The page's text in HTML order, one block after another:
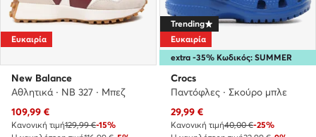
Ευκαιρία
New Balance
Αθλητικά · NB 327 · Μπεζ
Τρέχουσα τιμή
109,99 €
Κανονική τιμή129,99 €-15%
extra -35% Κωδικός: SUMMER
Trending
Ευκαιρία
Crocs
Παντόφλες · Σκούρο μπλε
Τρέχουσα τιμή
29,99 €
Κανονική τιμή40,00 €-25%